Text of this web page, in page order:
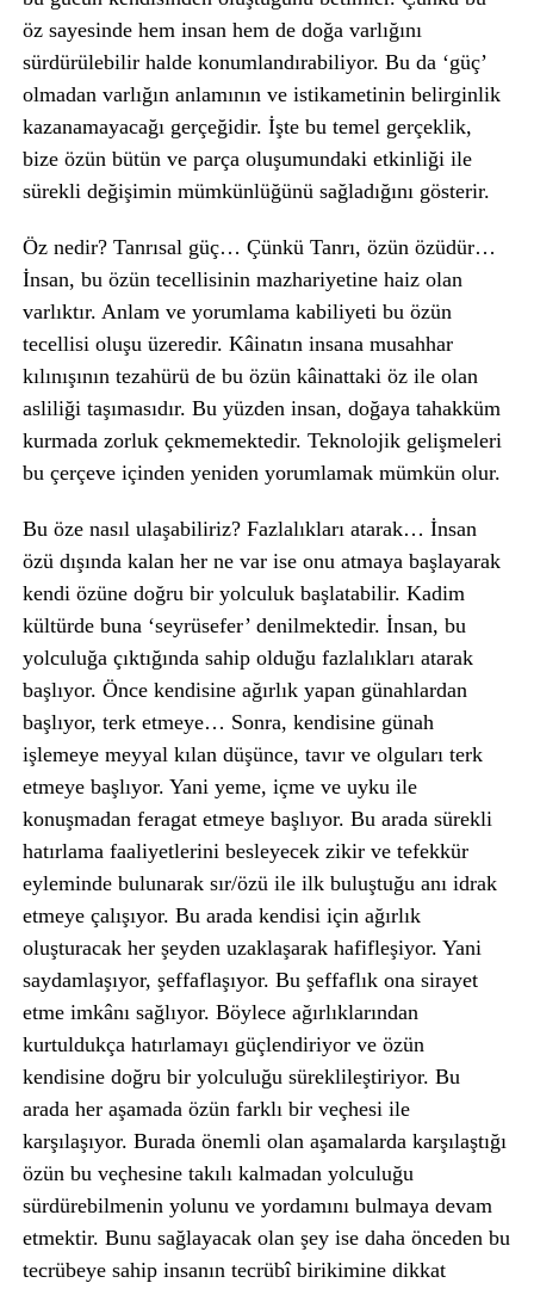
öz sayesinde hem insan hem de doğa varlığını
sürdürülebilir halde konumlandırabiliyor. Bu da ‘güç’
olmadan varlığın anlamının ve istikametinin belirginlik
kazanamayacağı gerçeğidir. İşte bu temel gerçeklik,
bize özün bütün ve parça oluşumundaki etkinliği ile
sürekli değişimin mümkünlüğünü sağladığını gösterir.
Öz nedir? Tanrısal güç… Çünkü Tanrı, özün özüdür…
İnsan, bu özün tecellisinin mazhariyetine haiz olan
varlıktır. Anlam ve yorumlama kabiliyeti bu özün
tecellisi oluşu üzeredir. Kâinatın insana musahhar
kılınışının tezahürü de bu özün kâinattaki öz ile olan
asliliği taşımasıdır. Bu yüzden insan, doğaya tahakküm
kurmada zorluk çekmemektedir. Teknolojik gelişmeleri
bu çerçeve içinden yeniden yorumlamak mümkün olur.
Bu öze nasıl ulaşabiliriz? Fazlalıkları atarak… İnsan
özü dışında kalan her ne var ise onu atmaya başlayarak
kendi özüne doğru bir yolculuk başlatabilir. Kadim
kültürde buna ‘seyrüsefer’ denilmektedir. İnsan, bu
yolculuğa çıktığında sahip olduğu fazlalıkları atarak
başlıyor. Önce kendisine ağırlık yapan günahlardan
başlıyor, terk etmeye… Sonra, kendisine günah
işlemeye meyyal kılan düşünce, tavır ve olguları terk
etmeye başlıyor. Yani yeme, içme ve uyku ile
konuşmadan feragat etmeye başlıyor. Bu arada sürekli
hatırlama faaliyetlerini besleyecek zikir ve tefekkür
eyleminde bulunarak sır/özü ile ilk buluştuğu anı idrak
etmeye çalışıyor. Bu arada kendisi için ağırlık
oluşturacak her şeyden uzaklaşarak hafifleşiyor. Yani
saydamlaşıyor, şeffaflaşıyor. Bu şeffaflık ona sirayet
etme imkânı sağlıyor. Böylece ağırlıklarından
kurtuldukça hatırlamayı güçlendiriyor ve özün
kendisine doğru bir yolculuğu süreklileştiriyor. Bu
arada her aşamada özün farklı bir veçhesi ile
karşılaşıyor. Burada önemli olan aşamalarda karşılaştığı
özün bu veçhesine takılı kalmadan yolculuğu
sürdürebilmenin yolunu ve yordamını bulmaya devam
etmektir. Bunu sağlayacak olan şey ise daha önceden bu
tecrübeye sahip insanın tecrübî birikimine dikkat